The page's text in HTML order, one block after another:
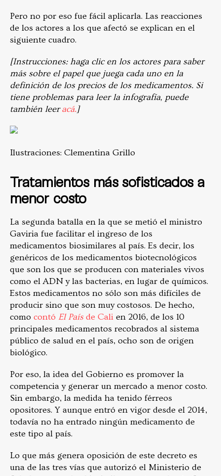
Pero no por eso fue fácil aplicarla. Las reacciones
de los actores a los que afectó se explican en el
siguiente cuadro.
[Instrucciones: haga clic en los actores para saber
más sobre el papel que juega cada uno en la
definición de los precios de los medicamentos. Si
tiene problemas para leer la infografía, puede
también leeracá.]
Ilustraciones: Clementina Grillo
Tratamientos más sofisticados a
menor costo
La segunda batalla en la que se metió el ministro
Gaviria fue facilitar el ingreso de los
medicamentos biosimilares al país. Es decir, los
genéricos de los medicamentos biotecnológicos
que son los que se producen con materiales vivos
como el ADN y las bacterias, en lugar de químicos.
Estos medicamentos no sólo son más difíciles de
producir sino que son muy costosos. De hecho,
como contó El País de Cali en 2016, de los 10
principales medicamentos recobrados al sistema
público de salud en el país, ocho son de origen
biológico.
Por eso, la idea del Gobierno es promover la
competencia y generar un mercado a menor costo.
Sin embargo, la medida ha tenido férreos
opositores. Y aunque entró en vigor desde el 2014,
todavía no ha entrado ningún medicamento de
este tipo al país.
Lo que más genera oposición de este decreto es
una de las tres vías que autorizó el Ministerio de